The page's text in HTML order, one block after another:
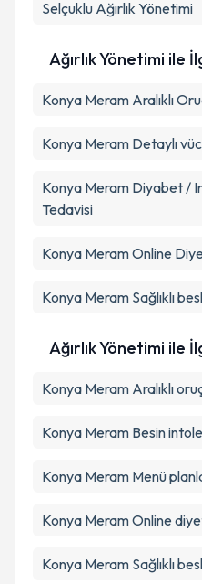
Selçuklu Ağırlık Yönetimi
Ağırlık Yönetimi ile
Konya Meram Aralıklı
Konya Meram Detaylı
Konya Meram Diyabet /
Tedavisi
Konya Meram Online
Konya Meram Sağlıklı
Ağırlık Yönetimi ile
Konya Meram Aralıklı
Konya Meram Besin
Konya Meram Menü
Konya Meram Online
Konya Meram Sağlıklı